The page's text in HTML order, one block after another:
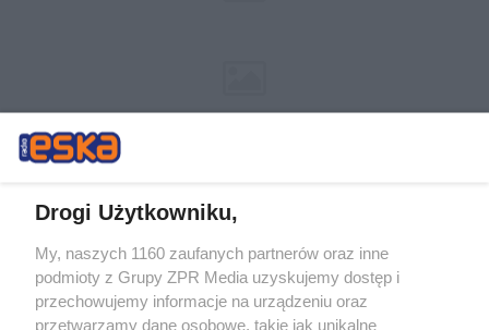
Żaden utwór zamieszczony w serwisie nie może być powielany i
rozpowszechniany lub dalej rozpowszechniany w jakikolwiek sposób (w
tym także elektroniczny lub mechaniczny) na jakimkolwiek polu
eksploatacji w jakiejkolwiek formie, włącznie z umieszczaniem w
Drogi Użytkowniku,
My, naszych 1160 zaufanych partnerów oraz inne
podmioty z Grupy ZPR Media uzyskujemy dostęp i
przechowujemy informacje na urządzeniu oraz
przetwarzamy dane osobowe, takie jak unikalne